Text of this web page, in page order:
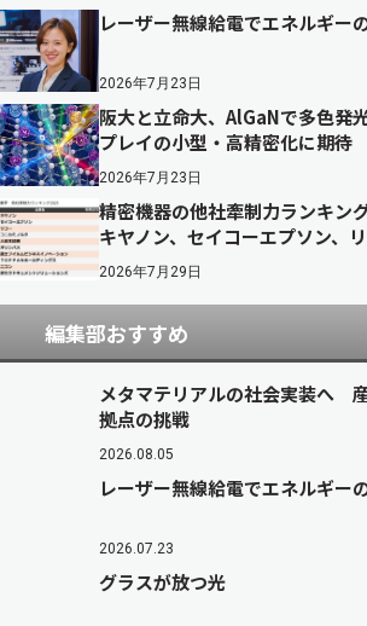
レーザー無線給電でエネルギー
2026年7月23日
阪大と立命大、AlGaNで多色発
プレイの小型・高精密化に期待
2026年7月23日
精密機器の他社牽制力ランキ
キヤノン、セイコーエプソン、
2026年7月29日
編集部おすすめ
メタマテリアルの社会実装へ
拠点の挑戦
2026.08.05
レーザー無線給電でエネルギー
2026.07.23
グラスが放つ光